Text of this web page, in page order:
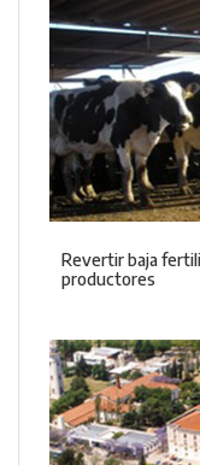
Revertir baja
productores